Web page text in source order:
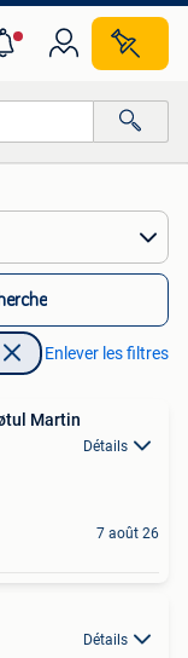
Enlever les filtres
Martin
Détails
7 août 26
Détails